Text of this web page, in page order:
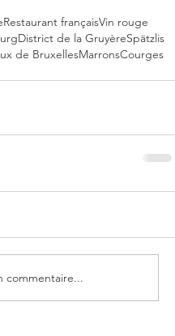
Restaurant françaisVin rouge
District de la GruyèreSpätzlis
de BruxellesMarronsCourges
commentaire...